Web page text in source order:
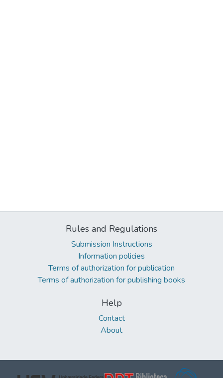
Rules and Regulations
Submission Instructions
Information policies
Terms of authorization for publication
Terms of authorization for publishing books
Help
Contact
About